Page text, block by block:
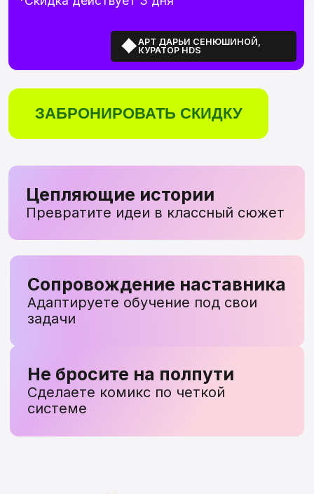
Не бросите на полпути
Сделаете комикс по четкой
системе
Сопровождение наставника
Цепляющие истории
Превратите идеи в классный сюжет
ПОДОЙДЕТ НА
ЛЮБОМ ЭТАПЕ
В начале пути
В голове крутятся идеи, но не знаете, с чего
начать. На курсе вы освоите пошаговую